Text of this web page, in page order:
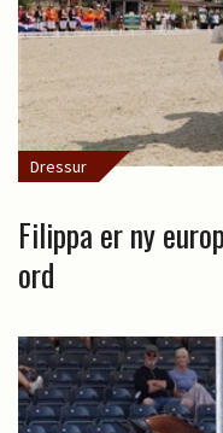
Dressur
Filippa er ny
ord